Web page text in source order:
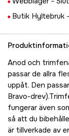
Butik Hyltebruk -
Anod och
passar de allra
uppåt. Den
Bravo-
fungerar även
så att du
är tillverkade av